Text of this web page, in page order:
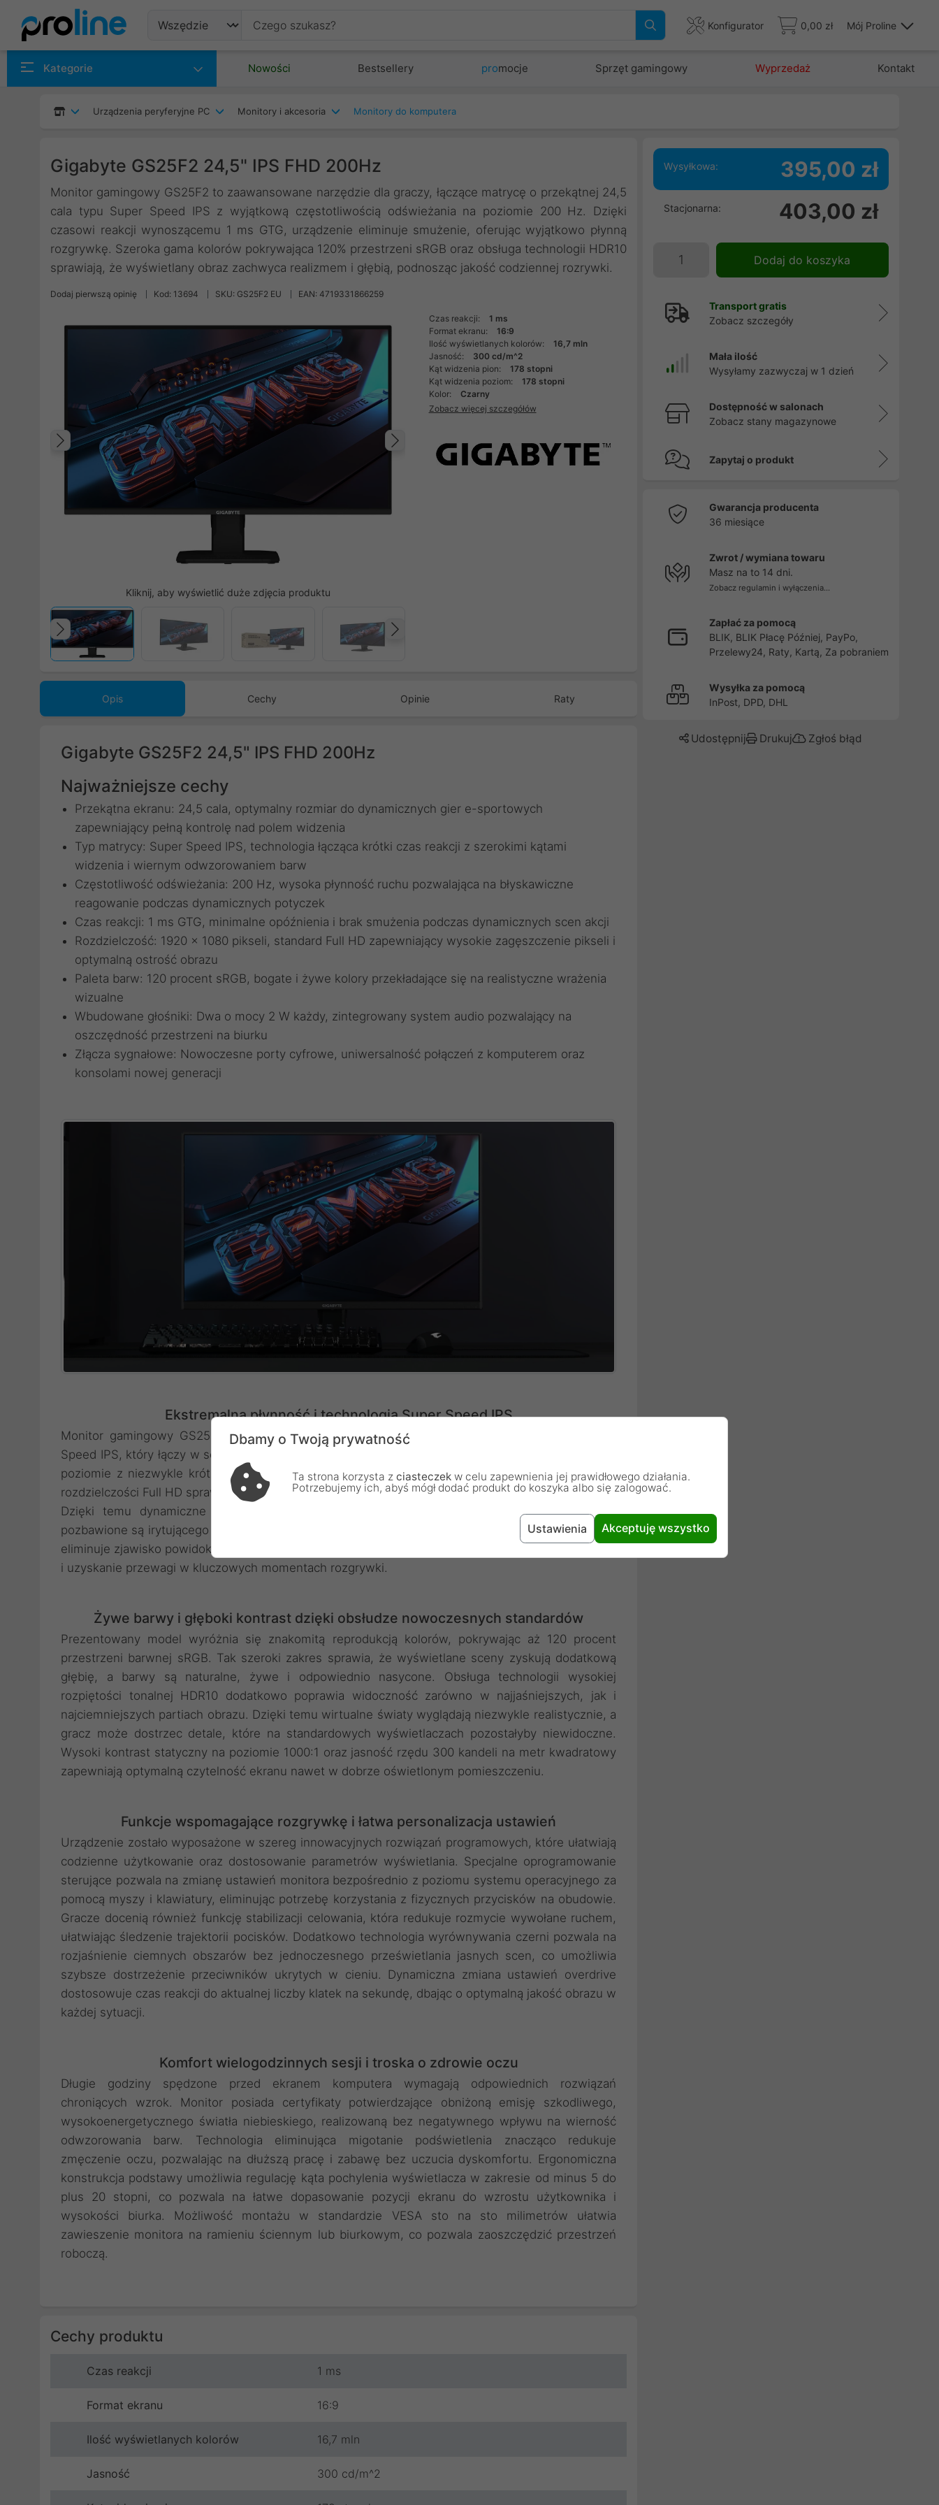
Konfigurator 0,00 zł Mój Proline
Kategorie Nowości Bestsellery promocje Sprzęt gamingowy Wyprzedaż Kontakt
Urządzenia peryferyjne PC Monitory i akcesoria Monitory do komputera
Gigabyte GS25F2 24,5" IPS FHD 200Hz
Monitor gamingowy GS25F2 to zaawansowane narzędzie dla graczy, łączące matrycę o przekątnej 24,5
cala typu Super Speed IPS z wyjątkową częstotliwością odświeżania na poziomie 200 Hz. Dzięki
czasowi reakcji wynoszącemu 1 ms GTG, urządzenie eliminuje smużenie, oferując wyjątkowo płynną
rozgrywkę. Szeroka gama kolorów pokrywająca 120% przestrzeni sRGB oraz obsługa technologii HDR10
sprawiają, że wyświetlany obraz zachwyca realizmem i głębią, podnosząc jakość codziennej rozrywki.
Dodaj pierwszą opinię Kod: 13694 SKU: GS25F2 EU EAN: 4719331866259
Następny
Poprzedni
Kliknij, aby wyświetlić duże zdjęcia produktu
Poprzedni
Czas reakcji:
1 ms
Format ekranu:
16:9
Ilość wyświetlanych kolorów:
16,7 mln
Jasność:
300 cd/m^2
Kąt widzenia pion:
178 stopni
Kąt widzenia poziom:
178 stopni
Kolor:
Czarny
Zobacz więcej szczegółów
Opis Cechy Opinie Raty
Gigabyte GS25F2 24,5" IPS FHD 200Hz
Najważniejsze cechy
Przekątna ekranu: 24,5 cala, optymalny rozmiar do dynamicznych gier e-sportowych
zapewniający pełną kontrolę nad polem widzenia
Typ matrycy: Super Speed IPS, technologia łącząca krótki czas reakcji z szerokimi kątami
widzenia i wiernym odwzorowaniem barw
Częstotliwość odświeżania: 200 Hz, wysoka płynność ruchu pozwalająca na błyskawiczne
reagowanie podczas dynamicznych potyczek
Czas reakcji: 1 ms GTG, minimalne opóźnienia i brak smużenia podczas dynamicznych scen akcji
Rozdzielczość: 1920 x 1080 pikseli, standard Full HD zapewniający wysokie zagęszczenie pikseli i
optymalną ostrość obrazu
Paleta barw: 120 procent sRGB, bogate i żywe kolory przekładające się na realistyczne wrażenia
wizualne
Wbudowane głośniki: Dwa o mocy 2 W każdy, zintegrowany system audio pozwalający na
oszczędność przestrzeni na biurku
Złącza sygnałowe: Nowoczesne porty cyfrowe, uniwersalność połączeń z komputerem oraz
konsolami nowej generacji
Ekstremalna płynność i technologia Super Speed IPS
Monitor gamingowy GS25F2 wykorzystuje zaawansowany panel wykonany w technologii Super
Speed IPS, który łączy w sobie zalety szerokich kątów widzenia wynoszących 178 stopni w pionie i
poziomie z niezwykle krótkim czasem reakcji. Częstotliwość odświeżania sięgająca aż 200 Hz w
rozdzielczości Full HD sprawia, że każda klatka animacji wyświetlana jest z niespotykaną płynnością.
Dzięki temu dynamiczne sceny w grach wyścigowych czy strzelankach pierwszoosobowych
pozbawione są irytującego rozmycia. Czas reakcji na poziomie 1 ms w standardzie szary do szarego
eliminuje zjawisko powidoków, co pozwala na precyzyjne śledzenie szybko poruszających się celów
i uzyskanie przewagi w kluczowych momentach rozgrywki.
Żywe barwy i głęboki kontrast dzięki obsłudze nowoczesnych standardów
Prezentowany model wyróżnia się znakomitą reprodukcją kolorów, pokrywając aż 120 procent
przestrzeni barwnej sRGB. Tak szeroki zakres sprawia, że wyświetlane sceny zyskują dodatkową
głębię, a barwy są naturalne, żywe i odpowiednio nasycone. Obsługa technologii wysokiej
rozpiętości tonalnej HDR10 dodatkowo poprawia widoczność zarówno w najjaśniejszych, jak i
najciemniejszych partiach obrazu. Dzięki temu wirtualne światy wyglądają niezwykle realistycznie, a
gracz może dostrzec detale, które na standardowych wyświetlaczach pozostałyby niewidoczne.
Wysoki kontrast statyczny na poziomie 1000:1 oraz jasność rzędu 300 kandeli na metr kwadratowy
zapewniają optymalną czytelność ekranu nawet w dobrze oświetlonym pomieszczeniu.
Funkcje wspomagające rozgrywkę i łatwa personalizacja ustawień
Urządzenie zostało wyposażone w szereg innowacyjnych rozwiązań programowych, które ułatwiają
codzienne użytkowanie oraz dostosowanie parametrów wyświetlania. Specjalne oprogramowanie
sterujące pozwala na zmianę ustawień monitora bezpośrednio z poziomu systemu operacyjnego za
pomocą myszy i klawiatury, eliminując potrzebę korzystania z fizycznych przycisków na obudowie.
Gracze docenią również funkcję stabilizacji celowania, która redukuje rozmycie wywołane ruchem,
ułatwiając śledzenie trajektorii pocisków. Dodatkowo technologia wyrównywania czerni pozwala na
rozjaśnienie ciemnych obszarów bez jednoczesnego prześwietlania jasnych scen, co umożliwia
szybsze dostrzeżenie przeciwników ukrytych w cieniu. Dynamiczna zmiana ustawień overdrive
dostosowuje czas reakcji do aktualnej liczby klatek na sekundę, dbając o optymalną jakość obrazu w
każdej sytuacji.
Komfort wielogodzinnych sesji i troska o zdrowie oczu
Długie godziny spędzone przed ekranem komputera wymagają odpowiednich rozwiązań
chroniących wzrok. Monitor posiada certyfikaty potwierdzające obniżoną emisję szkodliwego,
wysokoenergetycznego światła niebieskiego, realizowaną bez negatywnego wpływu na wierność
odwzorowania barw. Technologia eliminująca migotanie podświetlenia znacząco redukuje
zmęczenie oczu, pozwalając na dłuższą pracę i zabawę bez uczucia dyskomfortu. Ergonomiczna
konstrukcja podstawy umożliwia regulację kąta pochylenia wyświetlacza w zakresie od minus 5 do
plus 20 stopni, co pozwala na łatwe dopasowanie pozycji ekranu do wzrostu użytkownika i
wysokości biurka. Możliwość montażu w standardzie VESA sto na sto milimetrów ułatwia
zawieszenie monitora na ramieniu ściennym lub biurkowym, co pozwala zaoszczędzić przestrzeń
roboczą.
Cechy produktu
Czas reakcji 1 ms
Format ekranu 16:9
Ilość wyświetlanych kolorów 16,7 mln
Jasność 300 cd/m^2
Wysyłkowa: 395,00 zł
Stacjonarna: 403,00 zł
Dodaj do koszyka
Transport gratis
Zobacz szczegóły
Mała ilość
Wysyłamy zazwyczaj w 1 dzień
Dostępność w salonach
Zobacz stany magazynowe
Zapytaj o produkt
Gwarancja producenta
36 miesiące
Zwrot / wymiana towaru
Masz na to 14 dni.
Zobacz regulamin i wyłączenia...
Zapłać za pomocą
BLIK, BLIK Płacę Później, PayPo,
Przelewy24, Raty, Kartą, Za pobraniem
Wysyłka za pomocą
InPost, DPD, DHL
Udostępnij Drukuj Zgłoś błąd
Dbamy o Twoją prywatność
Ta strona korzysta z ciasteczek w celu zapewnienia jej prawidłowego działania.
Potrzebujemy ich, abyś mógł dodać produkt do koszyka albo się zalogować.
Ustawienia Akceptuję wszystko